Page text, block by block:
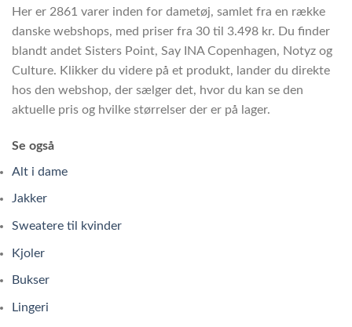
Her er 2861 varer inden for dametøj, samlet fra en række
danske webshops, med priser fra 30 til 3.498 kr. Du finder
blandt andet Sisters Point, Say INA Copenhagen, Notyz og
Culture. Klikker du videre på et produkt, lander du direkte
hos den webshop, der sælger det, hvor du kan se den
aktuelle pris og hvilke størrelser der er på lager.
Se også
Alt i dame
Jakker
Sweatere til kvinder
Kjoler
Bukser
Lingeri